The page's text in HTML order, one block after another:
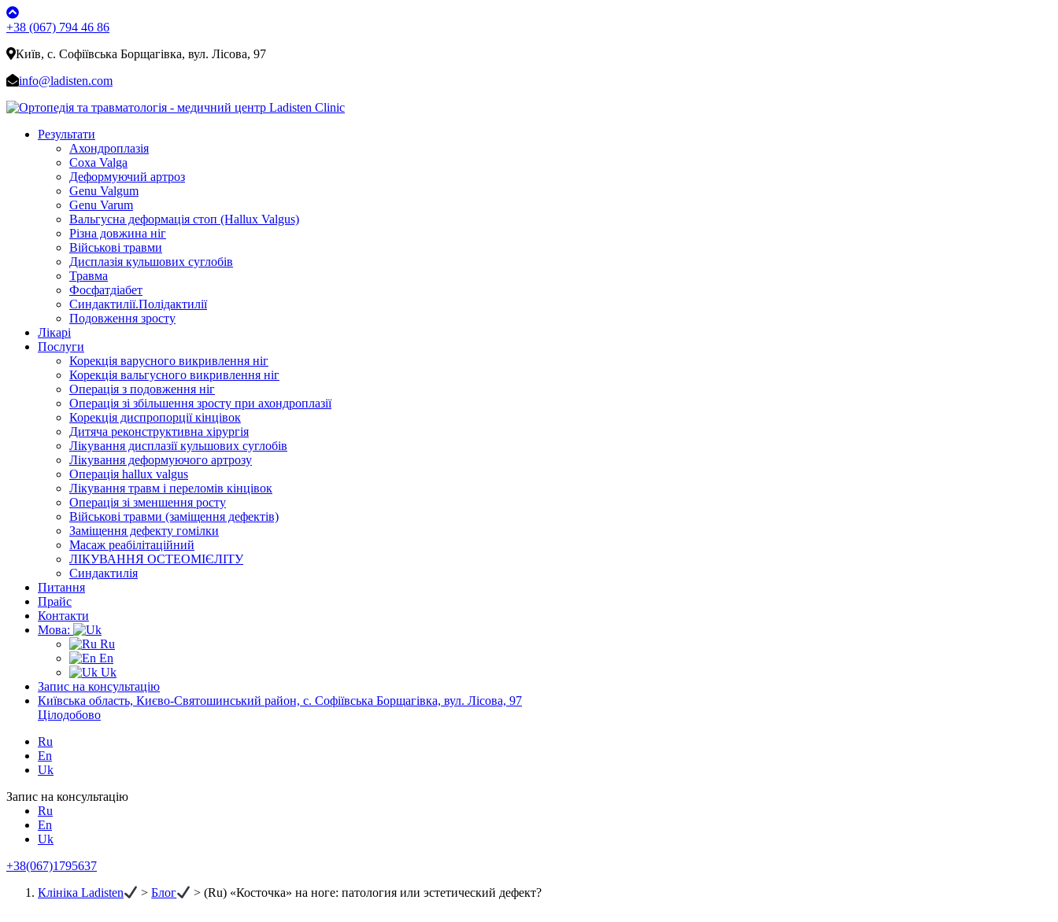
+38 (067) 794 46 86
Київ, с. Софіївська Борщагівка, вул. Лісова, 97
info@ladisten.com
Результати
Ахондроплазія
Coxa Valga
Деформуючий артроз
Genu Valgum
Genu Varum
Вальгусна деформація стоп (Hallux Valgus)
Різна довжина ніг
Військові травми
Дисплазія кульшових суглобів
Травма
Фосфатдіабет
Синдактилії.Полідактилії
Подовження зросту
Лікарі
Послуги
Корекція варусного викривлення ніг
Корекція вальгусного викривлення ніг
Операція з подовження ніг
Операція зі збільшення зросту при ахондроплазії
Корекція диспропорції кінцівок
Дитяча реконструктивна хірургія
Лікування дисплазії кульшових суглобів
Лікування деформуючого артрозу
Операція hallux valgus
Лікування травм і переломів кінцівок
Операція зі зменшення росту
Військові травми (заміщення дефектів)
Заміщення дефекту гомілки
Масаж реабілітаційний
ЛІКУВАННЯ ОСТЕОМІЄЛІТУ
Синдактилія
Питання
Прайс
Контакти
Мова:
Ru
En
Uk
Запис на консультацію
Київська область, Києво-Святошинський район, с. Софіївська Борщагівка, вул. Лісова, 97
Цілодобово
Ru
En
Uk
Запис на консультацію
Ru
En
Uk
+38(067)1795637
Клініка Ladisten >Блог >(Ru) «Косточка» на ноге: патология или эстетический дефект?